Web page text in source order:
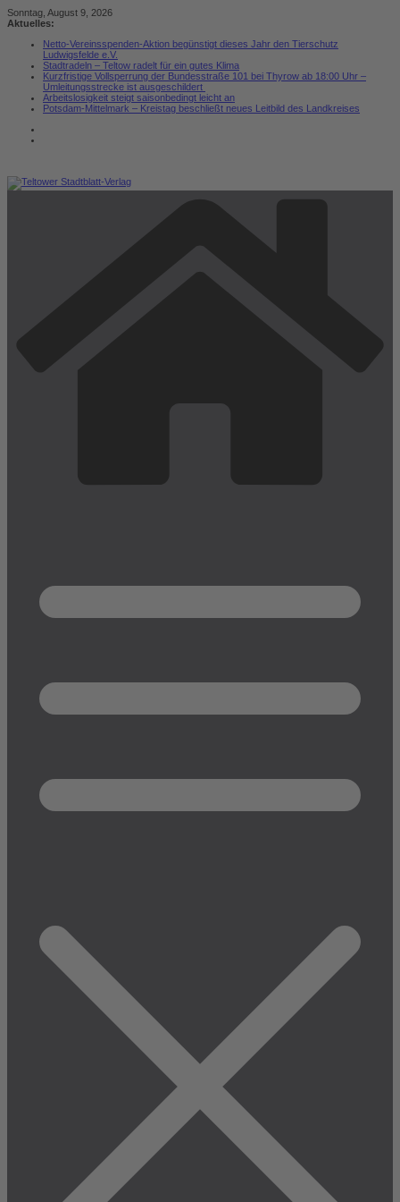
Zum
Inhalt
Sonntag, August 9, 2026
Aktuelles:
Netto-Vereinsspenden-Aktion begünstigt dieses Jahr den Tierschutz
Ludwigsfelde e.V.
Stadtradeln – Teltow radelt für ein gutes Klima
Kurzfristige Vollsperrung der Bundesstraße 101 bei Thyrow ab 18:00 Uhr –
Umleitungsstrecke ist ausgeschildert
Arbeitslosigkeit steigt saisonbedingt leicht an
Potsdam-Mittelmark – Kreistag beschließt neues Leitbild des Landkreises